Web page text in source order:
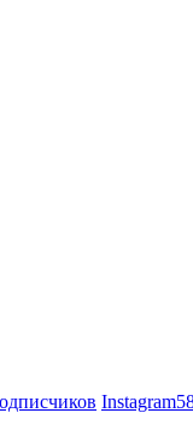
Instagram